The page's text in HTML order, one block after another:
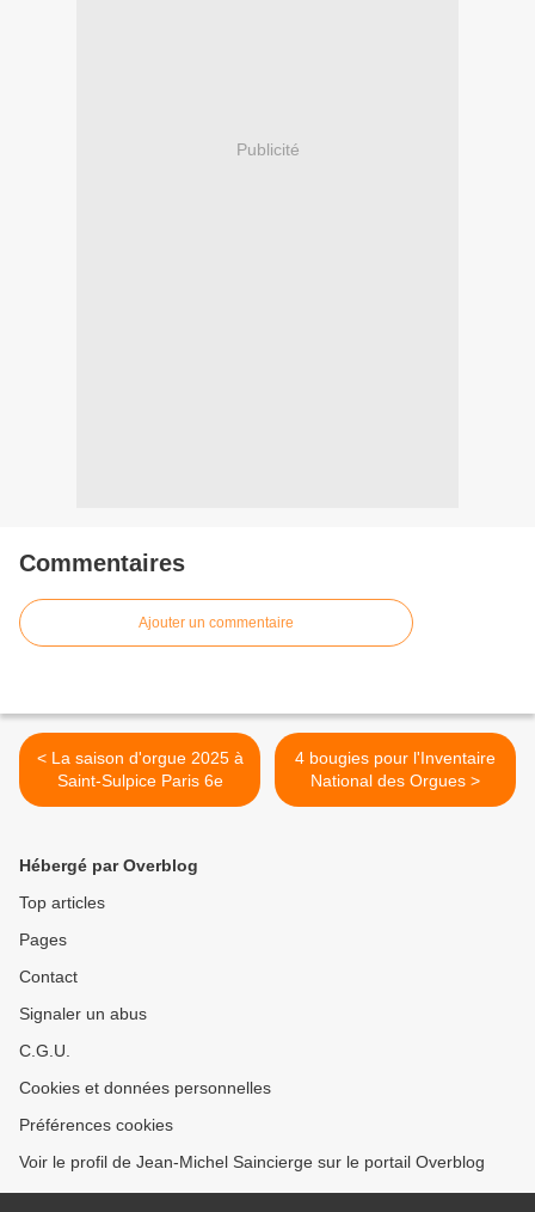
Publicité
Commentaires
Ajouter un commentaire
< La saison d'orgue 2025 à
Saint-Sulpice Paris 6e
4 bougies pour l'Inventaire
National des Orgues >
Hébergé par Overblog
Top articles
Pages
Contact
Signaler un abus
C.G.U.
Cookies et données personnelles
Préférences cookies
Voir le profil de Jean-Michel Saincierge sur le portail Overblog